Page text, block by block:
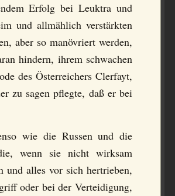
Erfolg bei Leuktra und
und allmählich verstärkten
aber so manövriert werden,
hindern, ihrem schwachen
des Österreichers Clerfayt,
zu sagen pflegte, daß er bei
wie die Russen und die
wenn sie nicht wirksam
und alles vor sich hertrieben,
oder bei der Verteidigung,